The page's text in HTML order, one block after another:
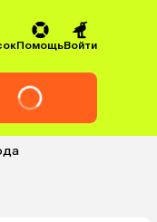
ПомощьВойти